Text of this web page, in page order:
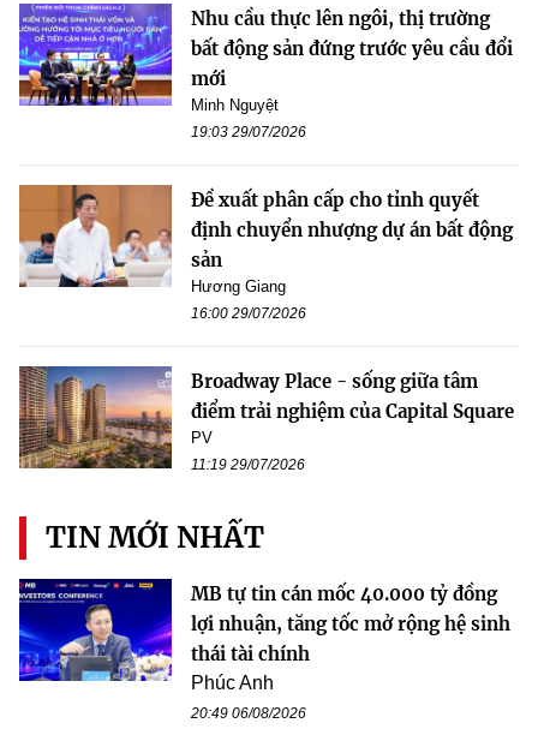
Nhu cầu thực lên ngôi, thị trường
bất động sản đứng trước yêu cầu đổi
mới
Minh Nguyệt
19:03 29/07/2026
Đề xuất phân cấp cho tỉnh quyết
định chuyển nhượng dự án bất động
sản
Hương Giang
16:00 29/07/2026
Broadway Place - sống giữa tâm
điểm trải nghiệm của Capital Square
PV
11:19 29/07/2026
TIN MỚI NHẤT
MB tự tin cán mốc 40.000 tỷ đồng
lợi nhuận, tăng tốc mở rộng hệ sinh
thái tài chính
Phúc Anh
20:49 06/08/2026